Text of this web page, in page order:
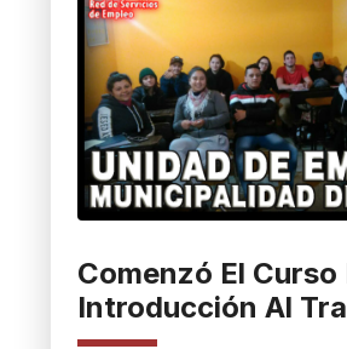
Comenzó El Curso
Introducción Al